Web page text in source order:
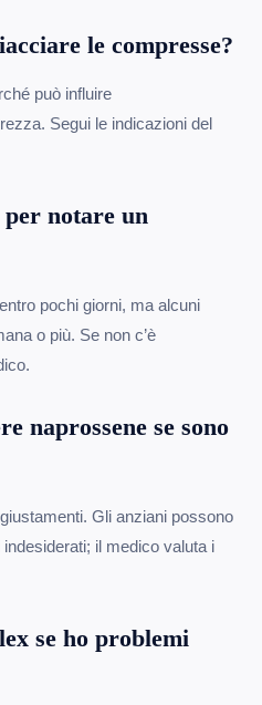
le compresse?
può influire
Segui le indicazioni del
per notare un
pochi giorni, ma alcuni
o più. Se non c’è
naprossene se sono
Gli anziani possono
il medico valuta i
se ho problemi